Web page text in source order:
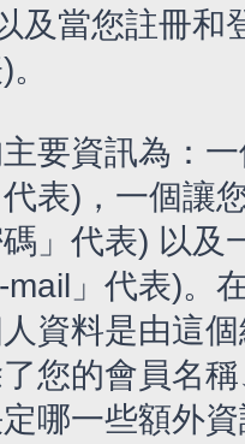
及當您註冊和
要資訊為：
表)，一個讓
」代表) 以及
mail」代表)。
資料是由這
您的會員名
哪一些額外